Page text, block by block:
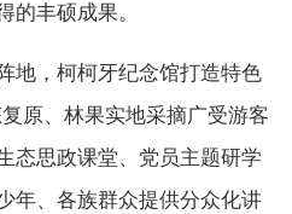
的丰硕成果。
，柯柯牙纪念馆打造特色
原、林果实地采摘广受游客
态思政课堂、党员主题研学
年、各族群众提供分众化讲